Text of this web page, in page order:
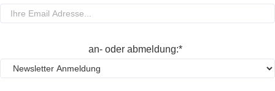
an- oder abmeldung:*